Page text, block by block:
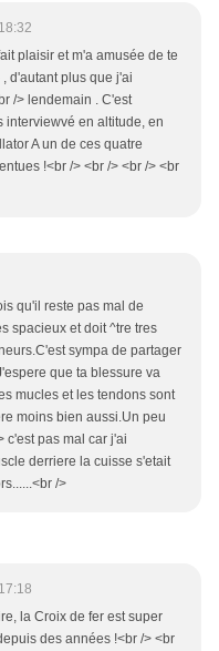
plaisir et m'a amusée de te
d'autant plus que j'ai
/> lendemain . C'est
interviewvé en altitude, en
A un de ces quatre
!<br /> <br /> <br /> <br
qu'il reste pas mal de
spacieux et doit ^tre tres
sympa de partager
que ta blessure va
mucles et les tendons sont
moins bien aussi.Un peu
c'est pas mal car j'ai
derriere la cuisse s'etait
/>
la Croix de fer est super
des années !<br /> <br